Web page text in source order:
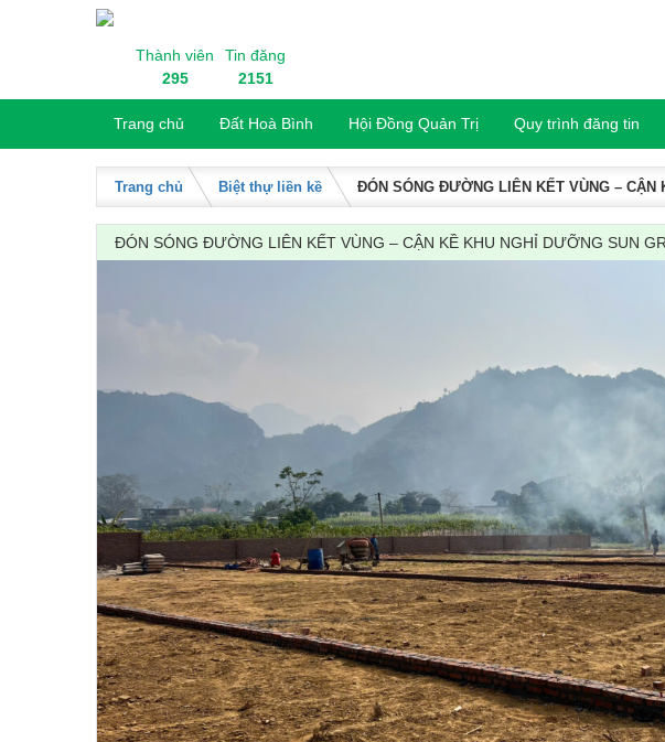
Skip to content
Thành viên
295
Tin đăng
2151
Trang chủ Đất Hoà Bình Hội Đồng Quản Trị Quy trình đăng tin
Trang chủ Biệt thự liền kề ĐÓN SÓNG ĐƯỜNG LIÊN KẾT VÙNG – CẬN
ĐÓN SÓNG ĐƯỜNG LIÊN KẾT VÙNG – CẬN KỀ KHU NGHỈ DƯỠNG SUN